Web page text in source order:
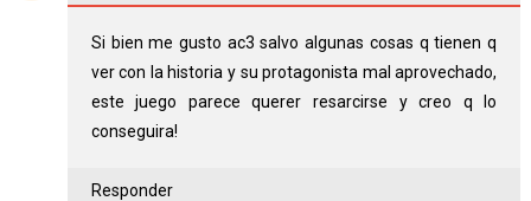
Si bien me gusto ac3 salvo algunas cosas q tienen q
ver con la historia y su protagonista mal aprovechado,
este juego parece querer resarcirse y creo q lo
conseguira!
Responder